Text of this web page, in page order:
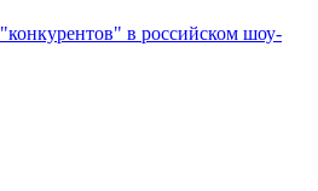
в российском шоу-